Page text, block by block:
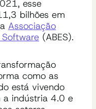
esse
bilhões em
Associação
(ABES).
como as
está vivendo
a indústria 4.0 e